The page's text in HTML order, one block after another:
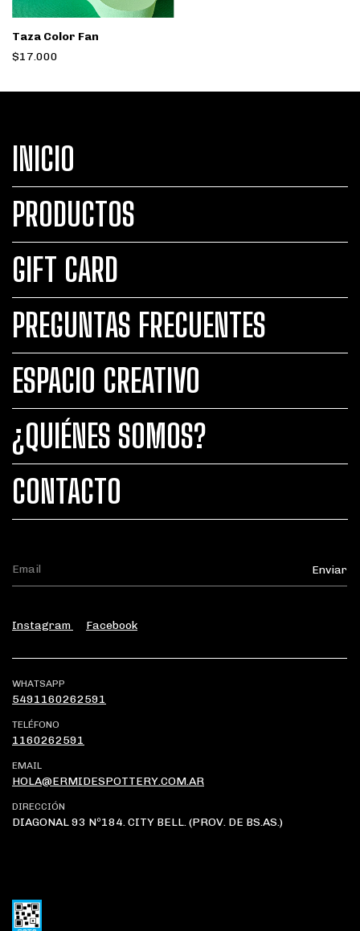
Taza Color Fan
$17.000
INICIO
PRODUCTOS
GIFT CARD
PREGUNTAS FRECUENTES
ESPACIO CREATIVO
¿QUIÉNES SOMOS?
CONTACTO
Instagram Facebook
WHATSAPP
5491160262591
TELÉFONO
1160262591
EMAIL
HOLA@ERMIDESPOTTERY.COM.AR
DIRECCIÓN
DIAGONAL 93 Nº184. CITY BELL. (PROV. DE BS.AS.)